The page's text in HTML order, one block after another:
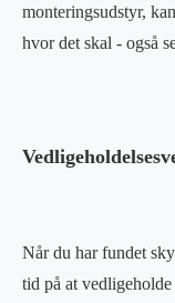
monteringsudstyr,
hvor det skal - også
Når du har fundet
tid på at